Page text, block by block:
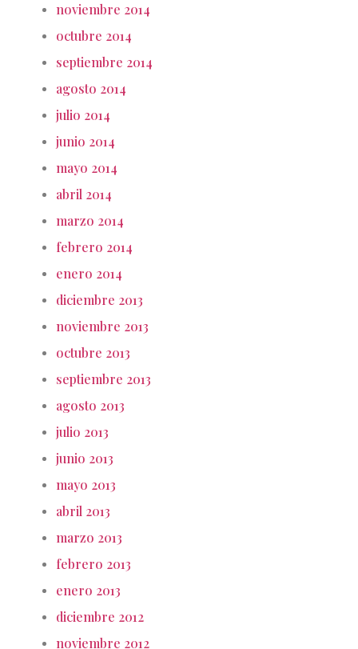
noviembre 2014
octubre 2014
septiembre 2014
agosto 2014
julio 2014
junio 2014
mayo 2014
abril 2014
marzo 2014
febrero 2014
enero 2014
diciembre 2013
noviembre 2013
octubre 2013
septiembre 2013
agosto 2013
julio 2013
junio 2013
mayo 2013
abril 2013
marzo 2013
febrero 2013
enero 2013
diciembre 2012
noviembre 2012